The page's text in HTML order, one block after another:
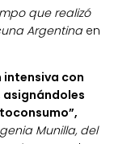
que realizó
Argentinaen
intensiva con
asignándoles
Munilla, del